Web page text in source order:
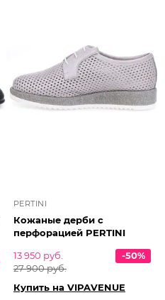
PERTINI
Кожаные дерби с
перфорацией PERTINI
13 950 руб.
27 900 руб.
-50%
Купить на VIPAVENUE